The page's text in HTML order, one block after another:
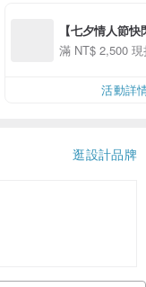
【七夕情人節
用 APP 購買任
00 現折 NT$100
滿 NT$ 2,500
活動詳
逛設計品牌